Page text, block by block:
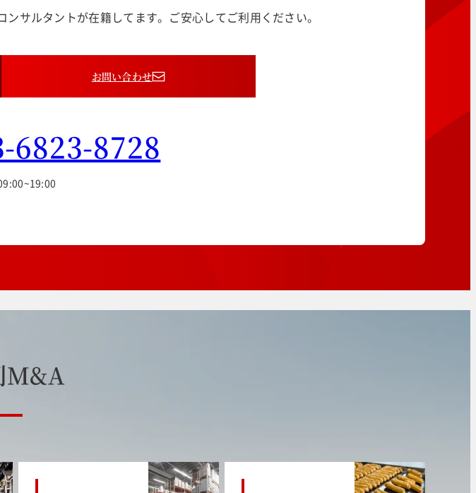
サルタントが在籍してます。ご安心してご利用ください。
お問い合わせ
6823-8728
M&A